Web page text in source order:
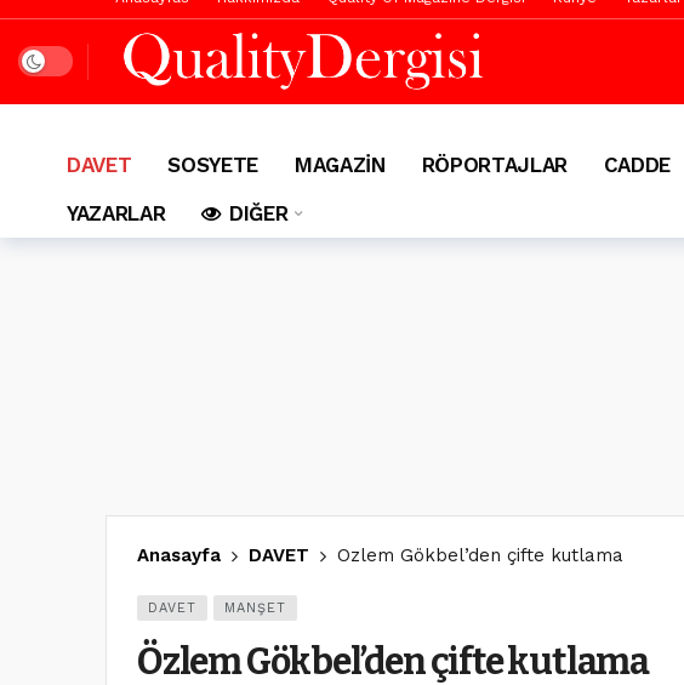
Dark mode
DAVET SOSYETE MAGAZİN RÖPORTAJLAR CADDE
YAZARLAR
DIĞER
Anasayfa DAVET Özlem Gökbel’den çifte kutlama
DAVET MANŞET
Özlem Gökbel’den çifte kutlama